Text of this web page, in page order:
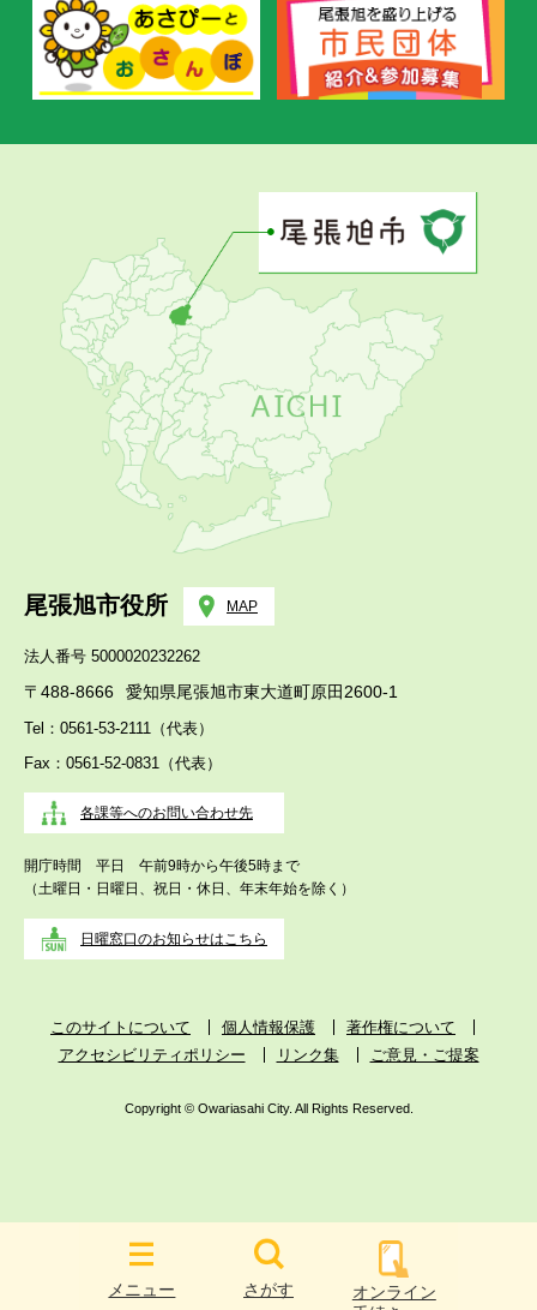
メニュー さがす
オンライン
尾張旭市役所 MAP
法人番号 5000020232262
〒488-8666 愛知県尾張旭市東大道町原田2600-1
Tel：0561-53-2111（代表）
Fax：0561-52-0831（代表）
各課等へのお問い合わせ先
開庁時間 平日 午前9時から午後5時まで
（土曜日・日曜日、祝日・休日、年末年始を除く）
日曜窓口のお知らせはこちら
このサイトについて 個人情報保護
著作権について
アクセシビリティポリシー
リンク集 ご意見・ご提案
Copyright © Owariasahi City. All Rights Reserved.